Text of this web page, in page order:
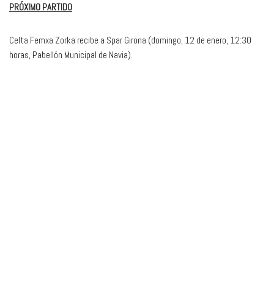
PRÓXIMO PARTIDO
Celta Femxa Zorka recibe a Spar Girona (domingo, 12 de enero, 12:30
horas, Pabellón Municipal de Navia).